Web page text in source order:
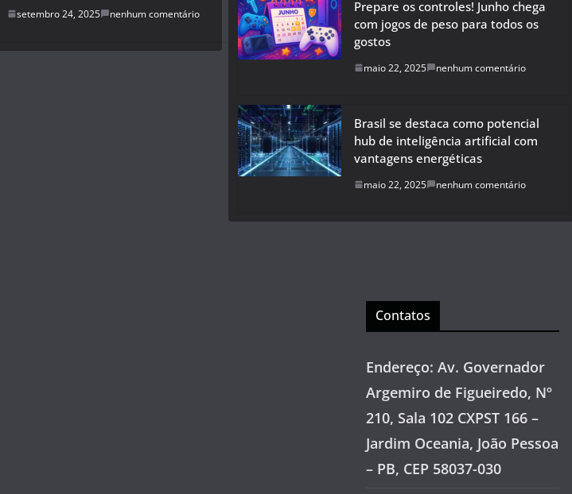
setembro 24, 2025 nenhum comentário
Prepare os controles! Junho chega
com jogos de peso para todos os
gostos
maio 22, 2025 nenhum comentário
Brasil se destaca como potencial
hub de inteligência artificial com
vantagens energéticas
maio 22, 2025 nenhum comentário
Contatos
Endereço: Av. Governador
Argemiro de Figueiredo, Nº
210, Sala 102 CXPST 166 –
Jardim Oceania, João Pessoa
– PB, CEP 58037-030